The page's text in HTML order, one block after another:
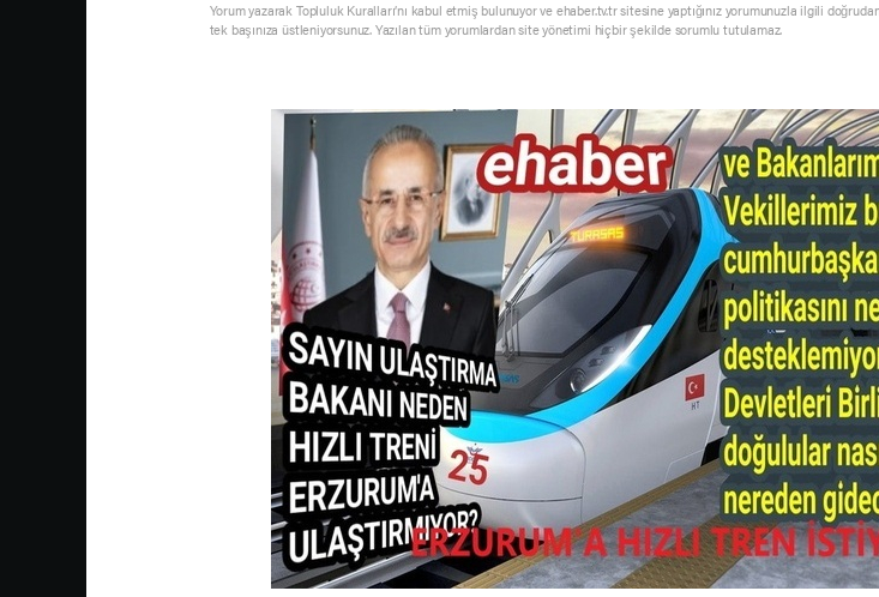
Yorum yazarak Topluluk Kuralları’nı kabul etmiş bulunuyor ve ehaber.tv.tr sitesine yaptığınız yorumunuzla ilgili
tek başınıza üstleniyorsunuz. Yazılan tüm yorumlardan site yönetimi hiçbir şekilde sorumlu tutulamaz.